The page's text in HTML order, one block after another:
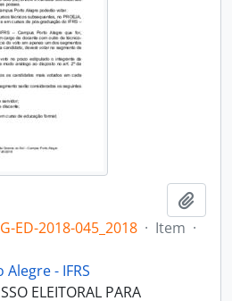
ED-2018-045_2018 · Item ·
- IFRS
ELEITORAL PARA